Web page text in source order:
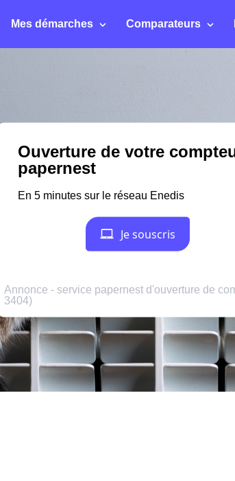
Mes démarches Comparateurs